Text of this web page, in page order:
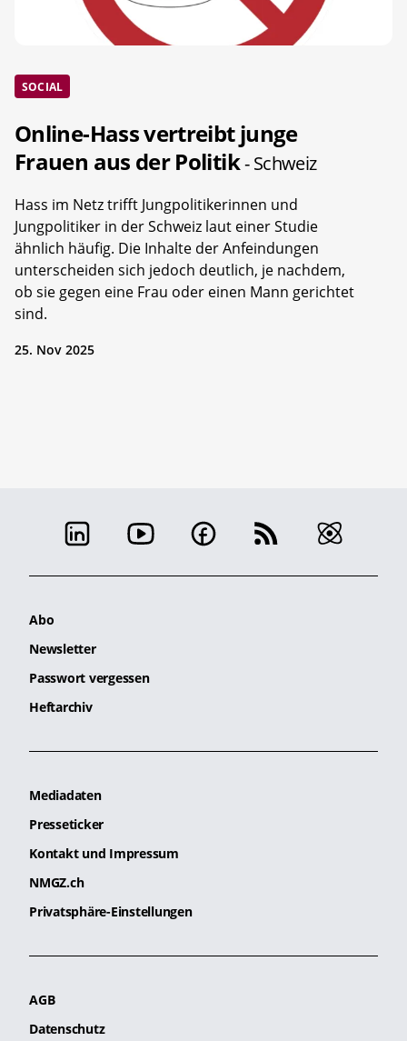
SOCIAL
Online-Hass vertreibt junge
Frauen aus der Politik- Schweiz
Hass im Netz trifft Jungpolitikerinnen und
Jungpolitiker in der Schweiz laut einer Studie
ähnlich häufig. Die Inhalte der Anfeindungen
unterscheiden sich jedoch deutlich, je nachdem,
ob sie gegen eine Frau oder einen Mann gerichtet
sind.
25. Nov 2025
Abo
Newsletter
Passwort vergessen
Heftarchiv
Mediadaten
Presseticker
Kontakt und Impressum
NMGZ.ch
Privatsphäre-Einstellungen
AGB
Datenschutz